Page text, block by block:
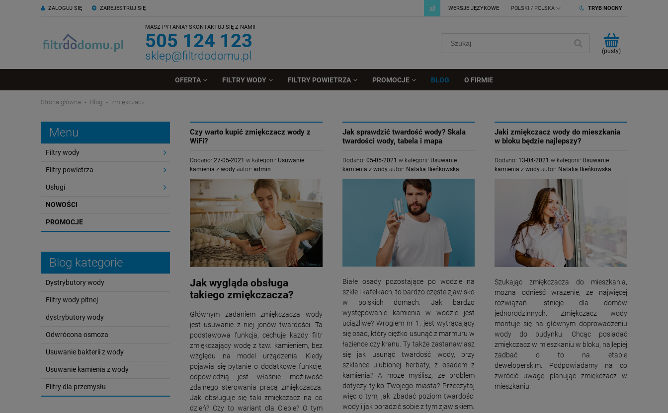
ZAREJESTRUJ SIĘ
ZALOGUJ SIĘ TRYB NOCNY
WERSJE JĘZYKOWE
MASZ PYTANIA? SKONTAKTUJ SIĘ Z NAMI!
505 124 123
sklep@filtrdodomu.pl (pusty)
OFERTA FILTRY WODY FILTRY POWIETRZA PROMOCJE BLOG O FIRMIE
Strona główna Blog zmiękczacz
Menu
Filtry wody
Filtry powietrza
Usługi
NOWOŚCI
PROMOCJE
Blog kategorie
Dystrybutory wody
Filtry wody pitnej
dystrybutory wody
Odwrócona osmoza
Usuwanie bakterii z wody
Usuwanie kamienia z wody
Filtry dla przemysłu
Czy warto kupić zmiękczacz wody z
WiFi?
Dodano: 27-05-2021 w kategorii: Usuwanie
kamienia z wody autor: admin
Jak wygląda obsługa
takiego zmiękczacza?
Głównym zadaniem zmiękczacza wody
jest usuwanie z niej jonów twardości. Ta
podstawowa funkcja, cechuje każdy filtr
zmiękczający wodę z tzw. kamieniem, bez
względu na model urządzenia. Kiedy
pojawia się pytanie o dodatkowe funkcje,
odpowiedzią jest właśnie możliwość
zdalnego sterowania pracą zmiękczacza.
Jak obsługuje się taki zmiękczacz na co
dzień? Czy to wariant dla Ciebie? O tym
Jak sprawdzić twardość wody? Skala
twardości wody, tabela i mapa
Dodano: 05-05-2021 w kategorii: Usuwanie
kamienia z wodyautor: Natalia Bieńkowska
Białe osady pozostające po wodzie na
szkle i kafelkach, to bardzo częste zjawisko
w polskich domach. Jak bardzo
występowanie kamienia w wodzie jest
uciążliwe? Wrogiem nr 1. jest wytrącający
się osad, który ciężko usunąć z marmuru w
łazience czy kranu. Ty także zastanawiasz
się jak usunąć twardość wody, przy
szklance ulubionej herbaty, z osadem z
kamienia? A może myślisz, że problem
dotyczy tylko Twojego miasta? Przeczytaj
więc o tym, jak zbadać poziom twardości
wody i jak poradzić sobie z tym zjawiskiem.
Jaki zmiękczacz wody do mieszkania
w bloku będzie najlepszy?
Dodano: 13-04-2021 w kategorii: Usuwanie
kamienia z wody autor: Natalia Bieńkowska
Szukając zmiękczacza do mieszkania,
można odnieść wrażenie, że najwięcej
rozwiązań istnieje dla domów
jednorodzinnych. Zmiękczacz wody
montuje się na głównym doprowadzeniu
wody do budynku. Chcąc posiadać
zmiękczacz w mieszkaniu w bloku, najlepiej
zadbać o to na etapie
deweloperskim.
Podpowiadamy na co
zwrócić uwagę planując zmiękczacz w
mieszkaniu.